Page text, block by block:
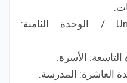
Unit 8: Celebrations / الوحدة الثامنة: